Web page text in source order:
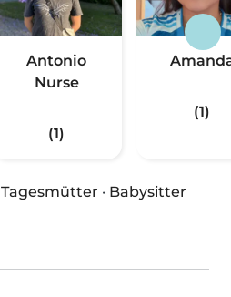
Antonio
Nurse
(1)
(1)
Tagesmütter · Babysitter